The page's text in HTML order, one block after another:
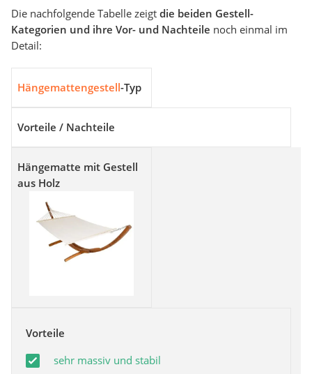
Die nachfolgende Tabelle zeigt die beiden Gestell-
Kategorien und ihre Vor- und Nachteile noch einmal im
Detail:
Hängemattengestell-Typ
Vorteile / Nachteile
Hängematte mit Gestell
aus Holz
Vorteile
sehr massiv und stabil